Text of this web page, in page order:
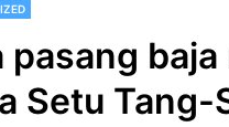
pasang
Setu Tang-